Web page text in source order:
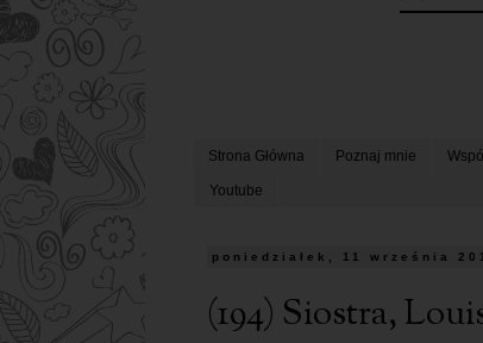
Strona Główna Poznaj mnie
Youtube
poniedziałek, 11 września
(194) Siostra,